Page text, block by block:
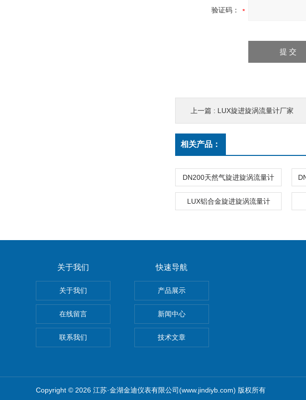
验证码：
上一篇 : LUX旋进旋涡流量计厂家
相关产品：
DN200天然气旋进旋涡流量计
LUX铝合金旋进旋涡流量计
关于我们
关于我们
在线留言
联系我们
快速导航
产品展示
新闻中心
技术文章
Copyright © 2026 江苏·金湖金迪仪表有限公司(www.jindiyb.com) 版权所有